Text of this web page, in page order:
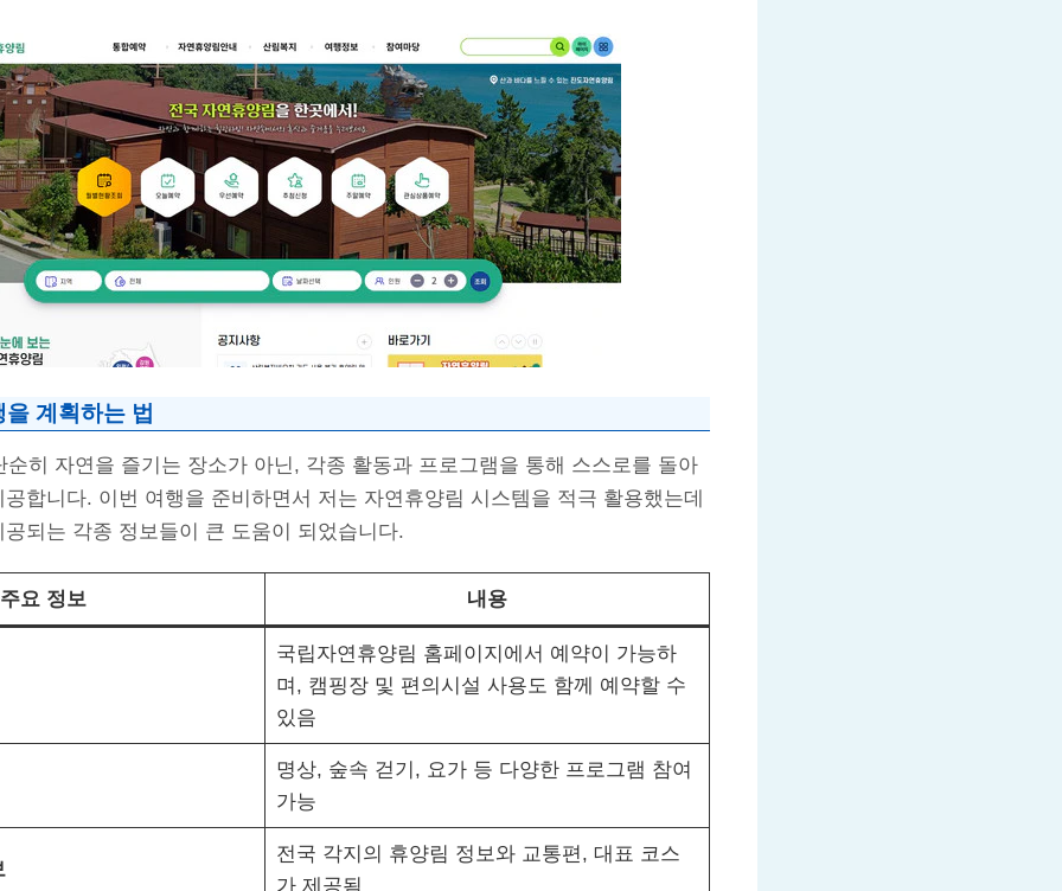
계획하는 법
순히 자연을 즐기는 장소가 아닌, 각종 활동과 프로그램을 통해 스스로를 돌아
합니다. 이번 여행을 준비하면서 저는 자연휴양림 시스템을 적극 활용했는데
되는 각종 정보들이 큰 도움이 되었습니다.
주요 정보 내용
국립자연휴양림 홈페이지에서 예약이 가능하
며, 캠핑장 및 편의시설 사용도 함께 예약할 수
있음
명상, 숲속 걷기, 요가 등 다양한 프로그램 참여
가능
전국 각지의 휴양림 정보와 교통편, 대표 코스
가 제공됨